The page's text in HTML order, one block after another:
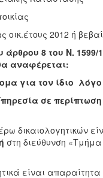
οικ.έτους 2012 ή
άρθρου 8 του Ν.
αναφέρεται:
για τον ίδιο
σε
δικαιολογητικών
στη διεύθυνση
είναι